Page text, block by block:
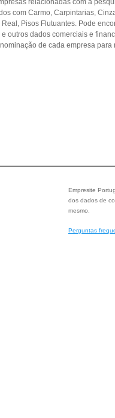
relacionadas com a
com Carmo, Carpintarias,
Pisos Flutuantes. Pode
outros dados comerciais e
de cada empresa para
Empresite
dos dados de
mesmo.
Perguntas